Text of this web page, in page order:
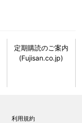
定期購読のご案内
(Fujisan.co.jp)
利用規約